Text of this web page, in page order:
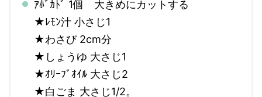
ｱﾎﾞｶﾄﾞ 1個 大きめにカットする
★ﾚﾓﾝ汁 小さじ1
★わさび 2cm分
★しょうゆ 大さじ1
★ｵﾘｰﾌﾞｵｲﾙ 大さじ2
★白ごま 大さじ1/2。